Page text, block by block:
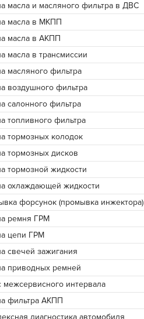
масла и масляного фильтра в ДВС
масла в МКПП
масла в АКПП
масла в трансмиссии
масляного фильтра
воздушного фильтра
салонного фильтра
топливного фильтра
тормозных колодок
тормозных дисков
тормозной жидкости
охлаждающей жидкости
форсунок (промывка инжектора)
ремня ГРМ
цепи ГРМ
свечей зажигания
приводных ремней
межсервисного интервала
фильтра АКПП
диагностика автомобиля